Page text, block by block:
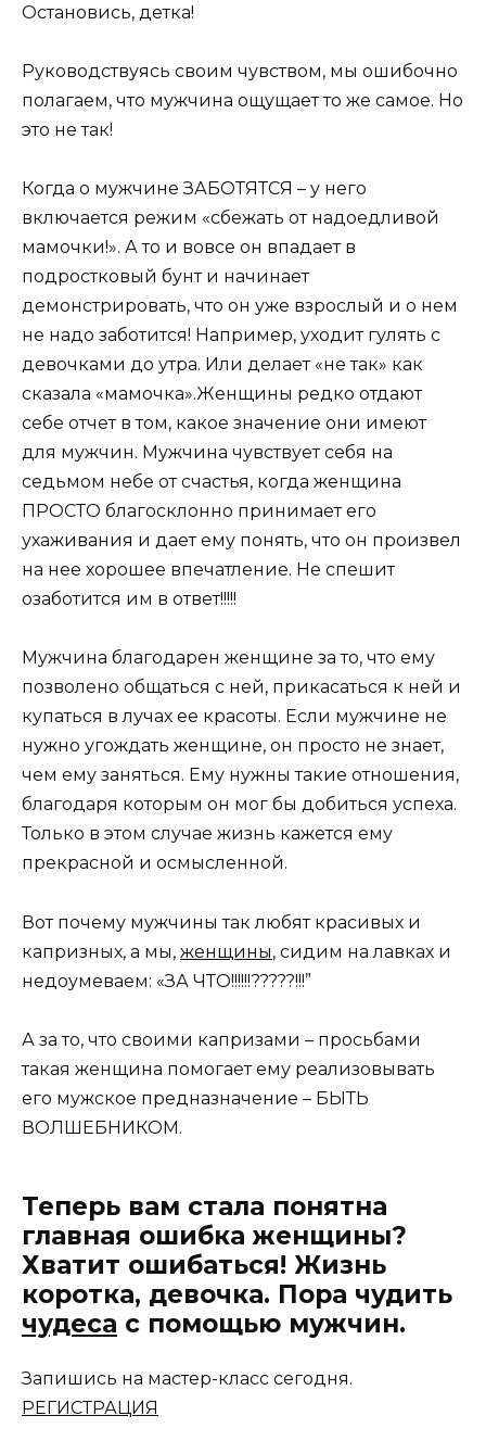
Остановись, детка!
Руководствуясь своим чувством, мы ошибочно
полагаем, что мужчина ощущает то же самое. Но
это не так!
Когда о мужчине ЗАБОТЯТСЯ – у него
включается режим «сбежать от надоедливой
мамочки!». А то и вовсе он впадает в
подростковый бунт и начинает
демонстрировать, что он уже взрослый и о нем
не надо заботится! Например, уходит гулять с
девочками до утра. Или делает «не так» как
сказала «мамочка».Женщины редко отдают
себе отчет в том, какое значение они имеют
для мужчин. Мужчина чувствует себя на
седьмом небе от счастья, когда женщина
ПРОСТО благосклонно принимает его
ухаживания и дает ему понять, что он произвел
на нее хорошее впечатление. Не спешит
озаботится им в ответ!!!!!
Мужчина благодарен женщине за то, что ему
позволено общаться с ней, прикасаться к ней и
купаться в лучах ее красоты. Если мужчине не
нужно угождать женщине, он просто не знает,
чем ему заняться. Ему нужны такие отношения,
благодаря которым он мог бы добиться успеха.
Только в этом случае жизнь кажется ему
прекрасной и осмысленной.
Вот почему мужчины так любят красивых и
капризных, а мы, женщины, сидим на лавках и
недоумеваем: «ЗА ЧТО!!!!!!?????!!!”
А за то, что своими капризами – просьбами
такая женщина помогает ему реализовывать
его мужское предназначение – БЫТЬ
ВОЛШЕБНИКОМ.
Теперь вам стала понятна
главная ошибка женщины?
Хватит ошибаться! Жизнь
коротка, девочка. Пора чудить
чудеса с помощью мужчин.
Запишись на мастер-класс сегодня.
РЕГИСТРАЦИЯ